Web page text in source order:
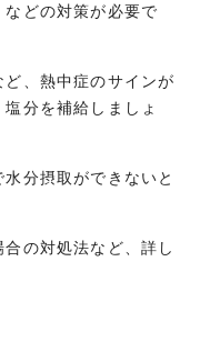
どの対策が必要で
、熱中症のサインが
分を補給しましょ
分摂取ができないと
の対処法など、詳し